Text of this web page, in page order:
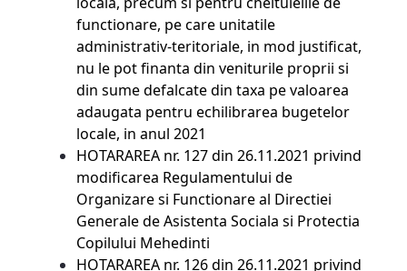
functionare, pe care unitatile
administrativ-teritoriale, in mod justificat,
nu le pot finanta din veniturile proprii si
din sume defalcate din taxa pe valoarea
adaugata pentru echilibrarea bugetelor
locale, in anul 2021
HOTARAREA nr. 127 din 26.11.2021 privind
modificarea Regulamentului de
Organizare si Functionare al Directiei
Generale de Asistenta Sociala si Protectia
Copilului Mehedinti
HOTARAREA nr. 126 din 26.11.2021 privind